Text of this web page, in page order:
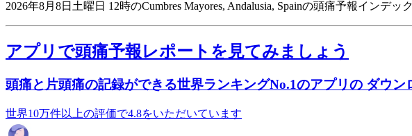
2026年8月8日土曜日 12時のCumbres Mayores, Andalusia, Spainの頭痛予報インデッ
アプリで頭痛予報レポートを見てみましょう
頭痛と片頭痛の記録ができる世界ランキングNo.1のアプリの ダウン
世界10万件以上の評価で4.8をいただいています